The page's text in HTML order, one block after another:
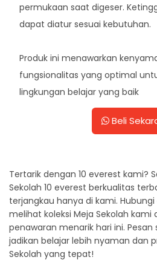
permukaan saat digeser.
dapat diatur sesuai kebutuhan.
Produk ini menawarkan
fungsionalitas yang optimal
lingkungan belajar yang baik
Beli
Tertarik dengan 10 everest kami?
Sekolah 10 everest berkualitas
terjangkau hanya di kami.
melihat koleksi Meja Sekolah kami
penawaran menarik hari ini. Pesan
jadikan belajar lebih nyaman dan
Sekolah yang tepat!